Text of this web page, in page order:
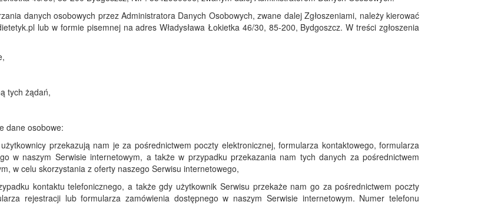
danych osobowych przez Administratora Danych Osobowych, zwane dalej Zgłoszeniami, należy kierować
lub w formie pisemnej na adres Władysława Łokietka 46/30, 85-200, Bydgoszcz. W treści zgłoszenia
tych żądań,
dane osobowe:
przekazują nam je za pośrednictwem poczty elektronicznej, formularza kontaktowego, formularza
w naszym Serwisie internetowym, a także w przypadku przekazania nam tych danych za pośrednictwem
w celu skorzystania z oferty naszego Serwisu internetowego,
kontaktu telefonicznego, a także gdy użytkownik Serwisu przekaże nam go za pośrednictwem poczty
rejestracji lub formularza zamówienia dostępnego w naszym Serwisie internetowym. Numer telefonu